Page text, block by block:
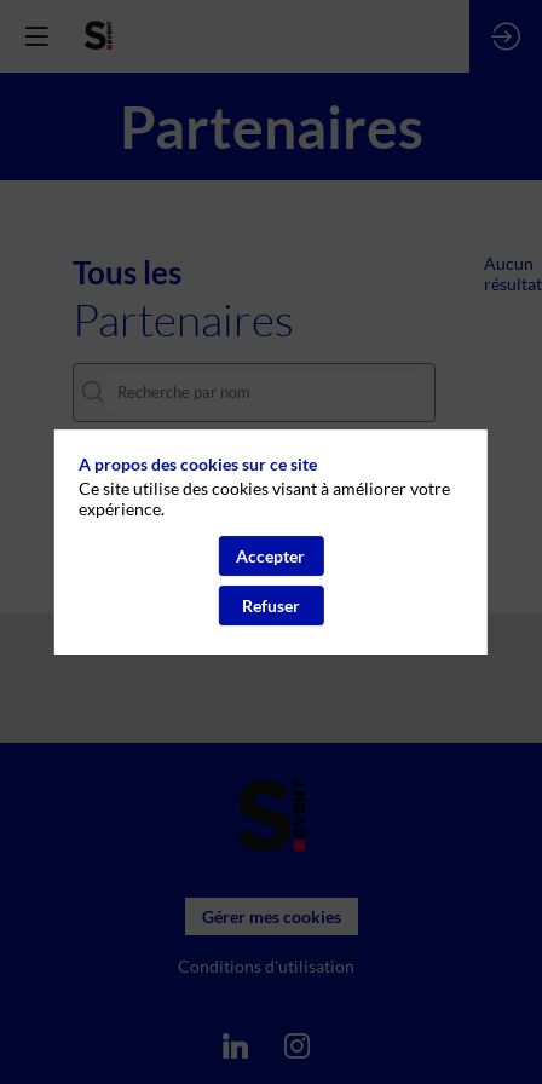
Partenaires
Tous les
Partenaires
THÈMES
Aucun
résultat
Gérer mes cookies
Conditions d'utilisation
A propos des cookies sur ce site
Ce site utilise des cookies visant à améliorer votre
expérience.
Accepter
Refuser